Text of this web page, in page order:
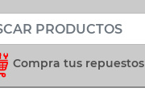
Compra tus repuestos